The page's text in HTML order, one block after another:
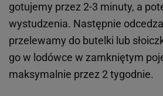
gotujemy przez 2-3 minuty, a
wystudzenia. Następnie
przelewamy do butelki lub
go w lodówce w zamkniętym
maksymalnie przez 2 tygodnie.